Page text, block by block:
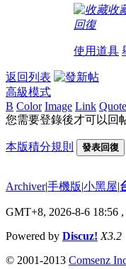
收
回復
使用道具
返回列表
高級模式
B Color Image Link Quote
您需要登錄後才可以回
本版積分規則 發表回復
Archiver|手機版|小黑屋|
GMT+8, 2026-8-6 18:56
Powered by Discuz! X3.2
© 2001-2013 Comsenz